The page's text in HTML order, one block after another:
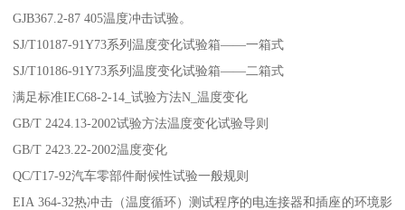
GJB367.2-87 405温度冲击试验。
SJ/T10187-91Y73系列温度变化试验箱——一箱式
SJ/T10186-91Y73系列温度变化试验箱——二箱式
满足标准IEC68-2-14_试验方法N_温度变化
GB/T 2424.13-2002试验方法温度变化试验导则
GB/T 2423.22-2002温度变化
QC/T17-92汽车零部件耐候性试验一般规则
EIA 364-32热冲击（温度循环）测试程序的电连接器和插座的环境影